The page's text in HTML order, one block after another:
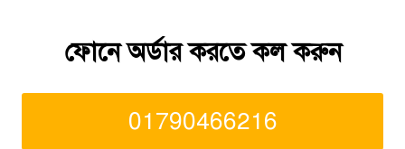
ফোনে অর্ডার করতে কল করুন
01790466216